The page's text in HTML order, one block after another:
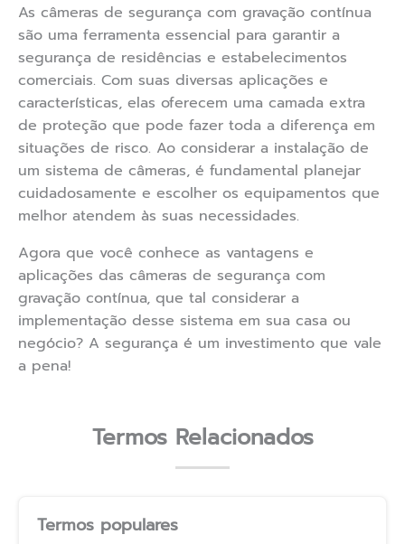
As câmeras de segurança com gravação contínua
são uma ferramenta essencial para garantir a
segurança de residências e estabelecimentos
comerciais. Com suas diversas aplicações e
características, elas oferecem uma camada extra
de proteção que pode fazer toda a diferença em
situações de risco. Ao considerar a instalação de
um sistema de câmeras, é fundamental planejar
cuidadosamente e escolher os equipamentos que
melhor atendem às suas necessidades.
Agora que você conhece as vantagens e
aplicações das câmeras de segurança com
gravação contínua, que tal considerar a
implementação desse sistema em sua casa ou
negócio? A segurança é um investimento que vale
a pena!
Termos Relacionados
Termos populares